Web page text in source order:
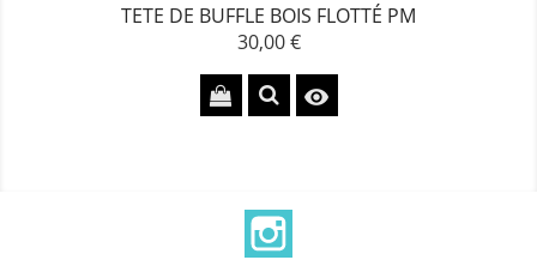
TETE DE BUFFLE BOIS FLOTTÉ PM
Prix
30,00 €
